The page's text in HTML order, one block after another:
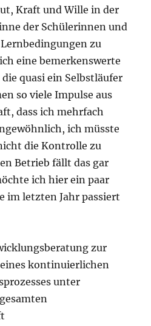
Kraft und Wille in der
der Schülerinnen und
zu
eine bemerkenswerte
quasi ein Selbstläufer
so viele Impulse aus
dass ich mehrfach
ich müsste
die Kontrolle zu
Betrieb fällt das gar
ich hier ein paar
im letzten Jahr passiert
zur
kontinuierlichen
unter